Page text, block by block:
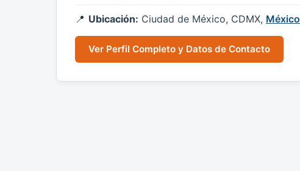
Ubicación: Ciudad de México, CDMX, México
Ver Perfil Completo y Datos de Contacto